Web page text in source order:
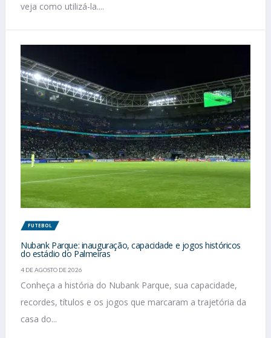
veja como utilizá-la....
FUTEBOL
Nubank Parque: inauguração, capacidade e jogos históricos
do estádio do Palmeiras
4 DE AGOSTO DE 2026
Conheça a história do Nubank Parque, sua capacidade,
recordes, títulos e os jogos que marcaram a trajetória da
casa do...